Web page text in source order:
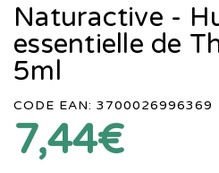
Naturactive -
essentielle de
5ml
CODE EAN: 3700026996369
7,44€